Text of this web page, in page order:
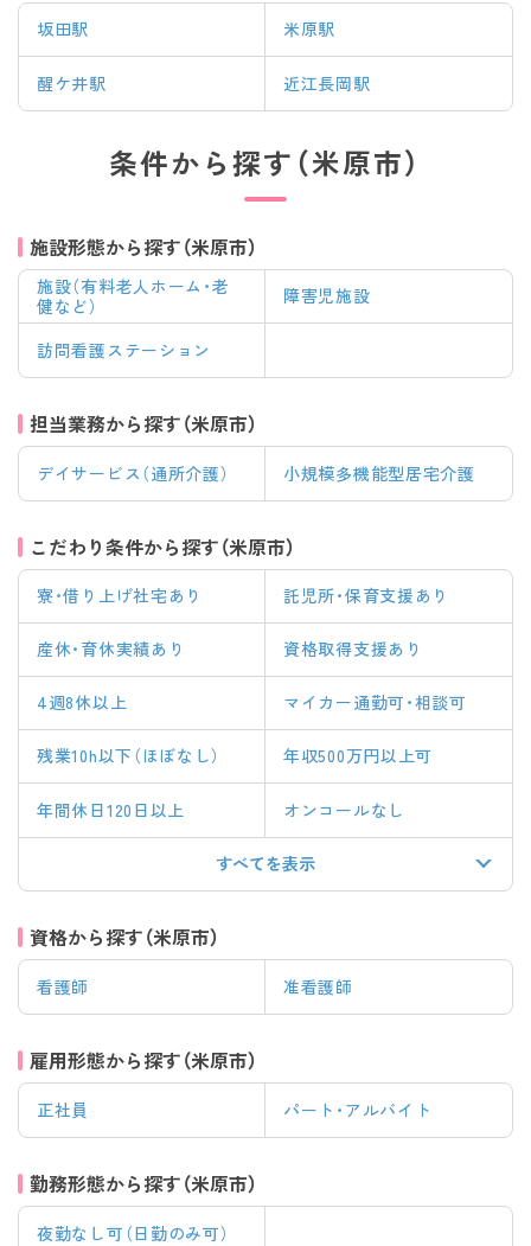
坂田駅 米原駅
醒ケ井駅 近江長岡駅
条件から探す（米原市）
施設形態から探す（米原市）
施設（有料老人ホーム・老
健など）
障害児施設
訪問看護ステーション
担当業務から探す（米原市）
デイサービス（通所介護） 小規模多機能型居宅介護
こだわり条件から探す（米原市）
寮・借り上げ社宅あり 託児所・保育支援あり
産休・育休実績あり 資格取得支援あり
4週8休以上 マイカー通勤可・相談可
残業10h以下（ほぼなし） 年収500万円以上可
年間休日120日以上 オンコールなし
すべてを表示
資格から探す（米原市）
看護師 准看護師
雇用形態から探す（米原市）
正社員 パート・アルバイト
勤務形態から探す（米原市）
夜勤なし可（日勤のみ可）